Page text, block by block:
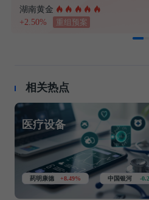
湖南黄金
+2.50%
重组预案
相关热点
医疗设备
药明康德 +8.49% 中国银河 -